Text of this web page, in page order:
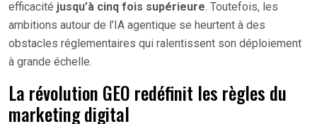
efficacité jusqu’à cinq fois supérieure. Toutefois, les
ambitions autour de l’IA agentique se heurtent à des
obstacles réglementaires qui ralentissent son déploiement
à grande échelle.
La révolution GEO redéfinit les règles du
marketing digital